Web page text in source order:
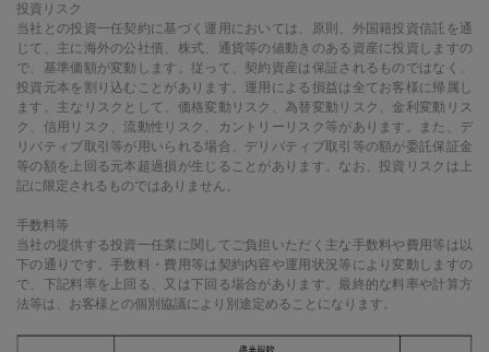
投資リスク
当社との投資一任契約に基づく運用においては、原則、外国籍投資信託を通
じて、主に海外の公社債、株式、通貨等の値動きのある資産に投資しますの
で、基準価額が変動します。従って、契約資産は保証されるものではなく、
投資元本を割り込むことがあります。運用による損益は全てお客様に帰属し
ます。主なリスクとして、価格変動リスク、為替変動リスク、金利変動リス
ク、信用リスク、流動性リスク、カントリーリスク等があります。また、デ
リバティブ取引等が用いられる場合、デリバティブ取引等の額が委託保証金
等の額を上回る元本超過損が生じることがあります。なお、投資リスクは上
記に限定されるものではありません。
手数料等
当社の提供する投資一任業に関してご負担いただく主な手数料や費用等は以
下の通りです。手数料・費用等は契約内容や運用状況等により変動しますの
で、下記料率を上回る、又は下回る場合があります。最終的な料率や計算方
法等は、お客様との個別協議により別途定めることになります。